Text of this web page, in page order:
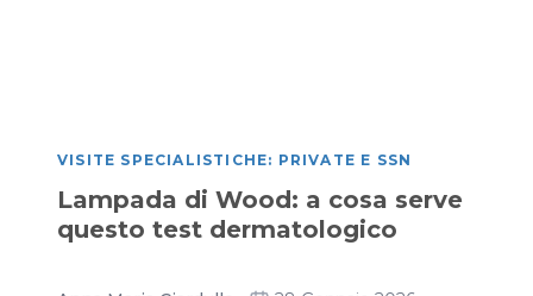
VISITE SPECIALISTICHE: PRIVATE E SSN
Lampada di Wood: a cosa serve
questo test dermatologico